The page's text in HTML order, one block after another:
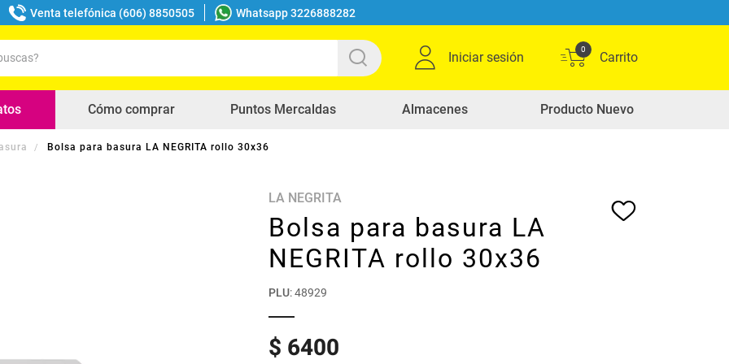
Venta telefónica (606) 8850505 Whatsapp 3226888282
Iniciar sesión
0
Cómo comprar Puntos Mercaldas Almacenes Producto Nuevo
Bolsa para basura LA NEGRITA rollo 30x36
LA NEGRITA
Bolsa para basura LA
NEGRITA rollo 30x36
PLU:48929
$ 6400
buscados